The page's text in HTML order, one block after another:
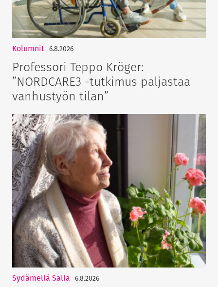
Kolumnit 6.8.2026
Professori Teppo Kröger:
”NORDCARE3 -tutkimus paljastaa
vanhustyön tilan”
Sydämellä Salla 6.8.2026